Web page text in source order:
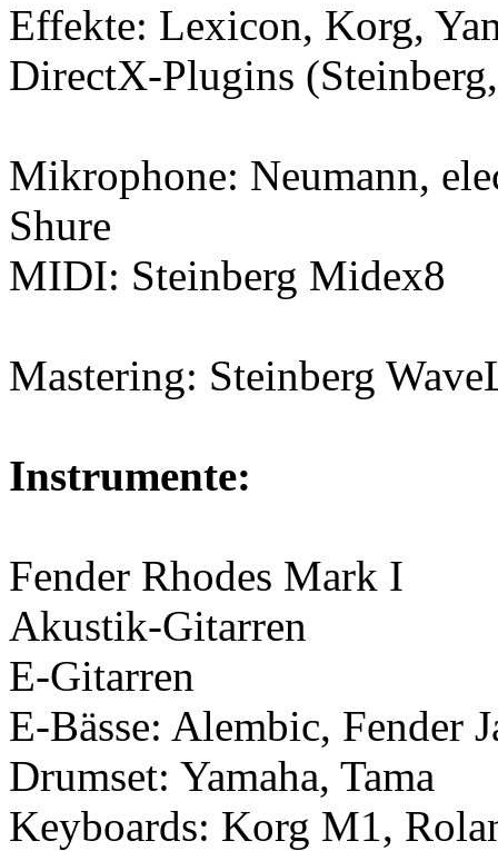
Effekte: Lexicon, Korg,
DirectX-Plugins
Mikrophone: Neumann,
Shure
MIDI: Steinberg Midex8
Mastering: Steinberg
Instrumente:
Fender Rhodes Mark I
Akustik-Gitarren
E-Gitarren
E-Bässe: Alembic, Fender
Drumset: Yamaha, Tama
Keyboards: Korg M1,